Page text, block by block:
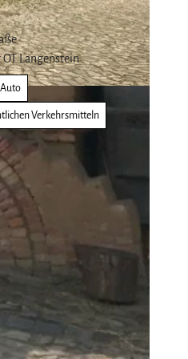
Langenstein
Verkehrsmitteln